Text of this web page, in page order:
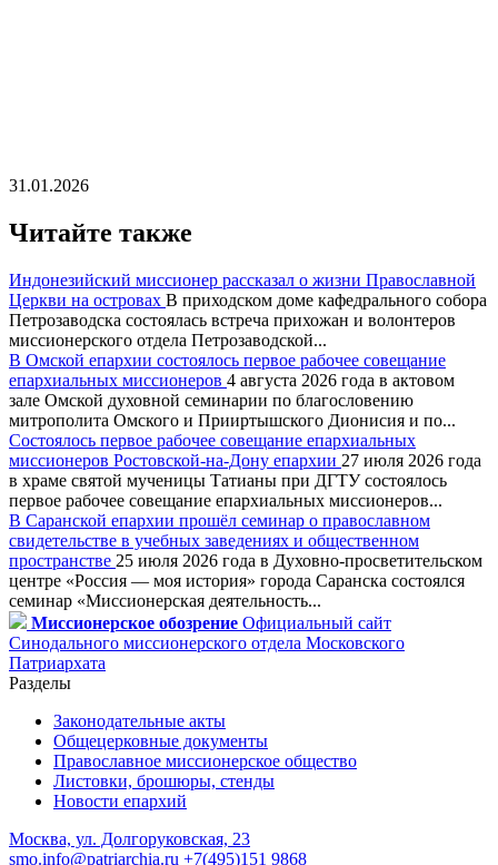
31.01.2026
Читайте также
Индонезийский миссионер рассказал о жизни Православной
Церкви на островах В приходском доме кафедрального собора
Петрозаводска состоялась встреча прихожан и волонтеров
миссионерского отдела Петрозаводской...
В Омской епархии состоялось первое рабочее совещание
епархиальных миссионеров 4 августа 2026 года в актовом
зале Омской духовной семинарии по благословению
митрополита Омского и Прииртышского Дионисия и по...
Состоялось первое рабочее совещание епархиальных
миссионеров Ростовской-на-Дону епархии 27 июля 2026 года
в храме святой мученицы Татианы при ДГТУ состоялось
первое рабочее совещание епархиальных миссионеров...
В Саранской епархии прошёл семинар о православном
свидетельстве в учебных заведениях и общественном
пространстве 25 июля 2026 года в Духовно-просветительском
центре «Россия — моя история» города Саранска состоялся
семинар «Миссионерская деятельность...
Миссионерское обозрение Официальный сайт
Синодального миссионерского отдела Московского
Патриархата
Разделы
Законодательные акты
Общецерковные документы
Православное миссионерское общество
Листовки, брошюры, стенды
Новости епархий
Москва, ул. Долгоруковская, 23
smo.info@patriarchia.ru +7(495)151 9868